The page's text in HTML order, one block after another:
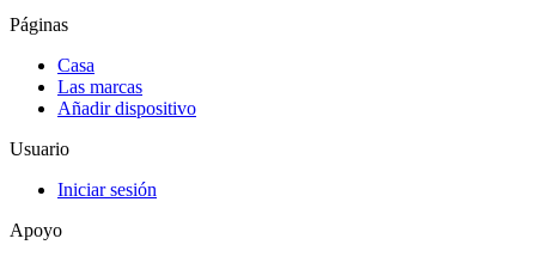
Páginas
Casa
Las marcas
Añadir dispositivo
Usuario
Iniciar sesión
Apoyo